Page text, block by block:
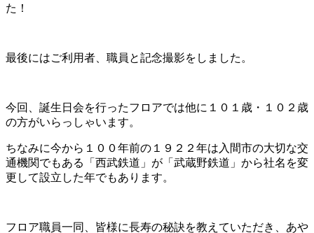
た！
最後にはご利用者、職員と記念撮影をしました。
今回、誕生日会を行ったフロアでは他に１０１歳・１０２歳
の方がいらっしゃいます。
ちなみに今から１００年前の１９２２年は入間市の大切な交
通機関でもある「西武鉄道」が「武蔵野鉄道」から社名を変
更して設立した年でもあります。
フロア職員一同、皆様に長寿の秘訣を教えていただき、あや